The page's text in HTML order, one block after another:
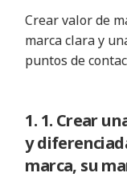
Crear valor de
marca clara y
puntos de
1. 1. Crear
y
marca, su